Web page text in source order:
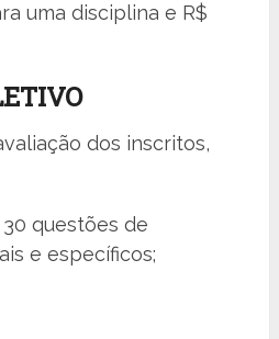
uma disciplina e R$
dos inscritos,
questões de
e específicos;